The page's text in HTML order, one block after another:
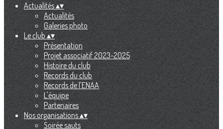
Actualités▴▾
Actualités
Galeries photo
Le club▴▾
Présentation
Projet associatif 2023-2025
Histoire du club
Records du club
Records de l'ENAA
L'équipe
Partenaires
Nos organisations▴▾
Soirée sauts